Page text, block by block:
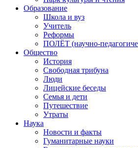
Образование
Школа и вуз
Учитель
Реформы
ПОЛЁТ (научно-
Общество
История
Свободная трибуна
Люди
Лицейские беседы
Семья и дети
Путешествие
Утраты
Наука
Новости и факты
Гуманитарные науки